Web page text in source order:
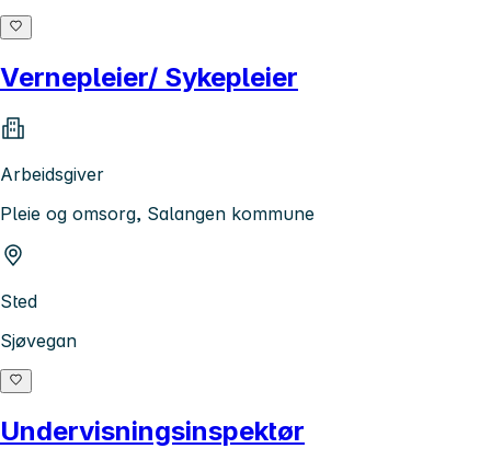
Vernepleier/ Sykepleier
Arbeidsgiver
Pleie og omsorg, Salangen kommune
Sted
Sjøvegan
Undervisningsinspektør